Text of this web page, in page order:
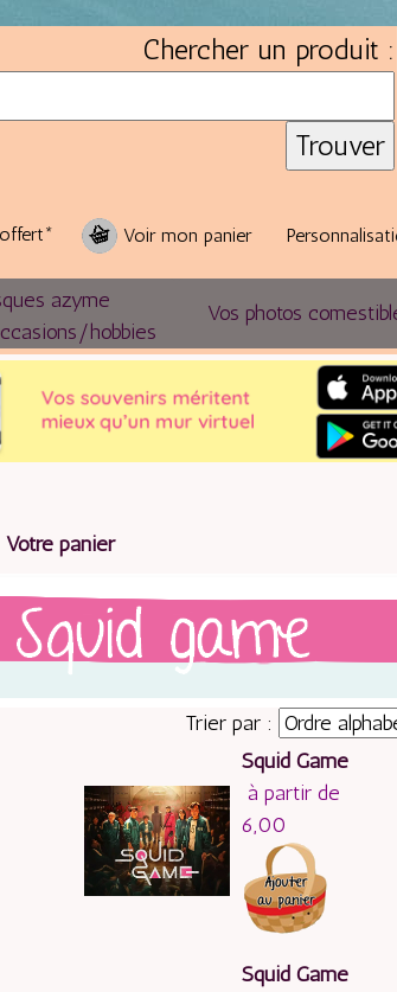
Chercher un produit :
Voir mon panier
azyme
hobbies
Vos photos
Votre panier
Trier par :
Squid Game
à partir de
6,00
Squid Game